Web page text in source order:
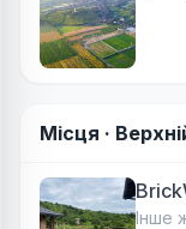
Місця ·
Інше